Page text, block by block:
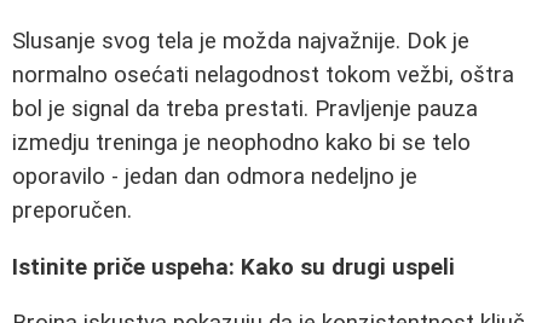
Slusanje svog tela je možda najvažnije. Dok je
normalno osećati nelagodnost tokom vežbi, oštra
bol je signal da treba prestati. Pravljenje pauza
izmedju treninga je neophodno kako bi se telo
oporavilo - jedan dan odmora nedeljno je
preporučen.
Istinite priče uspeha: Kako su drugi uspeli